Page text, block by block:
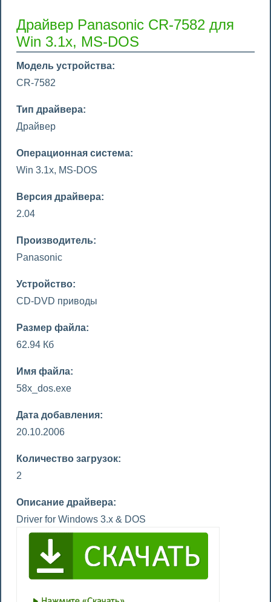
Драйвер Panasonic CR-7582 для
Win 3.1x, MS-DOS
Модель устройства:
CR-7582
Тип драйвера:
Драйвер
Операционная система:
Win 3.1x, MS-DOS
Версия драйвера:
2.04
Производитель:
Panasonic
Устройство:
CD-DVD приводы
Размер файла:
62.94 Кб
Имя файла:
58x_dos.exe
Дата добавления:
20.10.2006
Количество загрузок:
2
Описание драйвера:
Driver for Windows 3.x & DOS